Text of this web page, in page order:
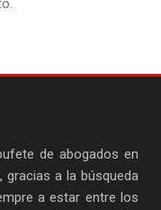
de abogados en
gracias a la búsqueda
a estar entre los